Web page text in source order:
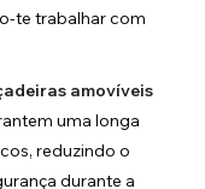
te trabalhar com
amovíveis
uma longa
reduzindo o
durante a